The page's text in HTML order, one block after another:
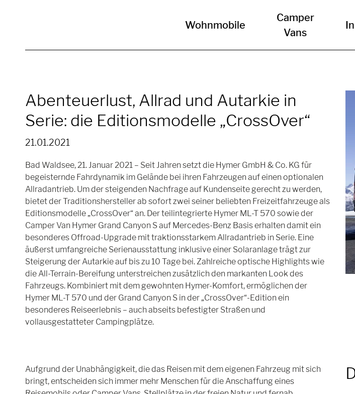
Wohnmobile
Camper
Vans
Abenteuerlust, Allrad und Autarkie in
Serie: die Editionsmodelle „CrossOver“
21.01.2021
Bad Waldsee, 21. Januar 2021 – Seit Jahren setzt die Hymer GmbH & Co. KG für
begeisternde Fahrdynamik im Gelände bei ihren Fahrzeugen auf einen optionalen
Allradantrieb. Um der steigenden Nachfrage auf Kundenseite gerecht zu werden,
bietet der Traditionshersteller ab sofort zwei seiner beliebten Freizeitfahrzeuge als
Editionsmodelle „CrossOver“ an. Der teilintegrierte Hymer ML-T 570 sowie der
Camper Van Hymer Grand Canyon S auf Mercedes-Benz Basis erhalten damit ein
besonderes Offroad-Upgrade mit traktionsstarkem Allradantrieb in Serie. Eine
äußerst umfangreiche Serienausstattung inklusive einer Solaranlage trägt zur
Steigerung der Autarkie auf bis zu 10 Tage bei. Zahlreiche optische Highlights wie
die All-Terrain-Bereifung unterstreichen zusätzlich den markanten Look des
Fahrzeugs. Kombiniert mit dem gewohnten Hymer-Komfort, ermöglichen der
Hymer ML-T 570 und der Grand Canyon S in der „CrossOver“-Edition ein
besonderes Reiseerlebnis – auch abseits befestigter Straßen und
vollausgestatteter Campingplätze.
Aufgrund der Unabhängigkeit, die das Reisen mit dem eigenen Fahrzeug mit sich
bringt, entscheiden sich immer mehr Menschen für die Anschaffung eines